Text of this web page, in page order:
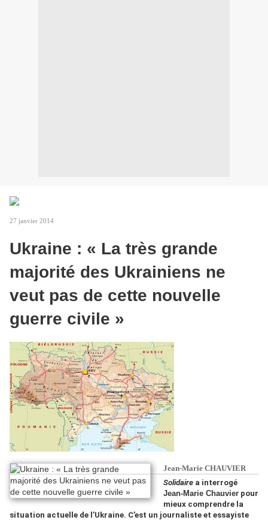
27 janvier 2014
Ukraine : « La très grande
majorité des Ukrainiens ne
veut pas de cette nouvelle
guerre civile »
Jean-Marie CHAUVIER
Solidaire a interrogé
Jean-Marie Chauvier pour
mieux comprendre la
situation actuelle de l’Ukraine. C’est un journaliste et essayiste